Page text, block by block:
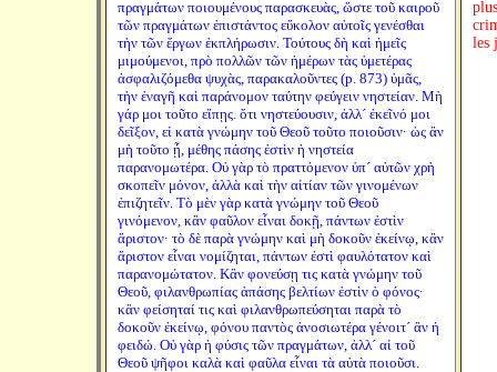
πραγμάτων ποιουμένους παρασκευὰς, ὥστε τοῦ καιροῦ
τῶν πραγμάτων ἐπιστάντος εὔκολον αὐτοῖς γενέσθαι
τὴν τῶν ἔργων ἐκπλήρωσιν. Τούτους δὴ καὶ ἡμεῖς
μιμούμενοι, πρὸ πολλῶν τῶν ἡμέρων τὰς ὑμετέρας
ἀσφαλιζόμεθα ψυχὰς, παρακαλοῦντες (p. 873) ὑμᾶς,
τὴν ἐναγῆ καὶ παράνομον ταύτην φεύγειν νηστείαν. Μὴ
γάρ μοι τοῦτο εἴπῃς. ὅτι νηστεύουσιν, ἀλλ´ ἐκεῖνό μοι
δεῖξον, εἰ κατὰ γνώμην τοῦ Θεοῦ τοῦτο ποιοῦσιν· ὡς ἂν
μὴ τοῦτο ᾖ, μέθης πάσης ἐστὶν ἡ νηστεία
παρανομωτέρα. Οὐ γὰρ τὸ πραττόμενον ὑπ´ αὐτῶν χρὴ
σκοπεῖν μόνον, ἀλλὰ καὶ τὴν αἰτίαν τῶν γινομένων
ἐπιζητεῖν. Τὸ μὲν γὰρ κατὰ γνώμην τοῦ Θεοῦ
γινόμενον, κἂν φαῦλον εἶναι δοκῇ, πάντων ἐστὶν
ἄριστον· τὸ δὲ παρὰ γνώμην καὶ μὴ δοκοῦν ἐκείνῳ, κἂν
ἄριστον εἶναι νομίζηται, πάντων ἐστὶ φαυλότατον καὶ
παρανομώτατον. Κἂν φονεύσῃ τις κατὰ γνώμην τοῦ
Θεοῦ, φιλανθρωπίας ἁπάσης βελτίων ἐστὶν ὁ φόνος·
κἂν φείσηταί τις καὶ φιλανθρωπεύσηται παρὰ τὸ
δοκοῦν ἐκείνῳ, φόνου παντὸς ἀνοσιωτέρα γένοιτ´ ἂν ἡ
φειδώ. Οὐ γὰρ ἡ φύσις τῶν πραγμάτων, ἀλλ´ αἱ τοῦ
Θεοῦ ψῆφοι καλὰ καὶ φαῦλα εἶναι τὰ αὐτὰ ποιοῦσι.
les